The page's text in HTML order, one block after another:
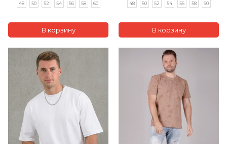
48 50 52 54 56 58 60 48 50 52 54 56 58 60